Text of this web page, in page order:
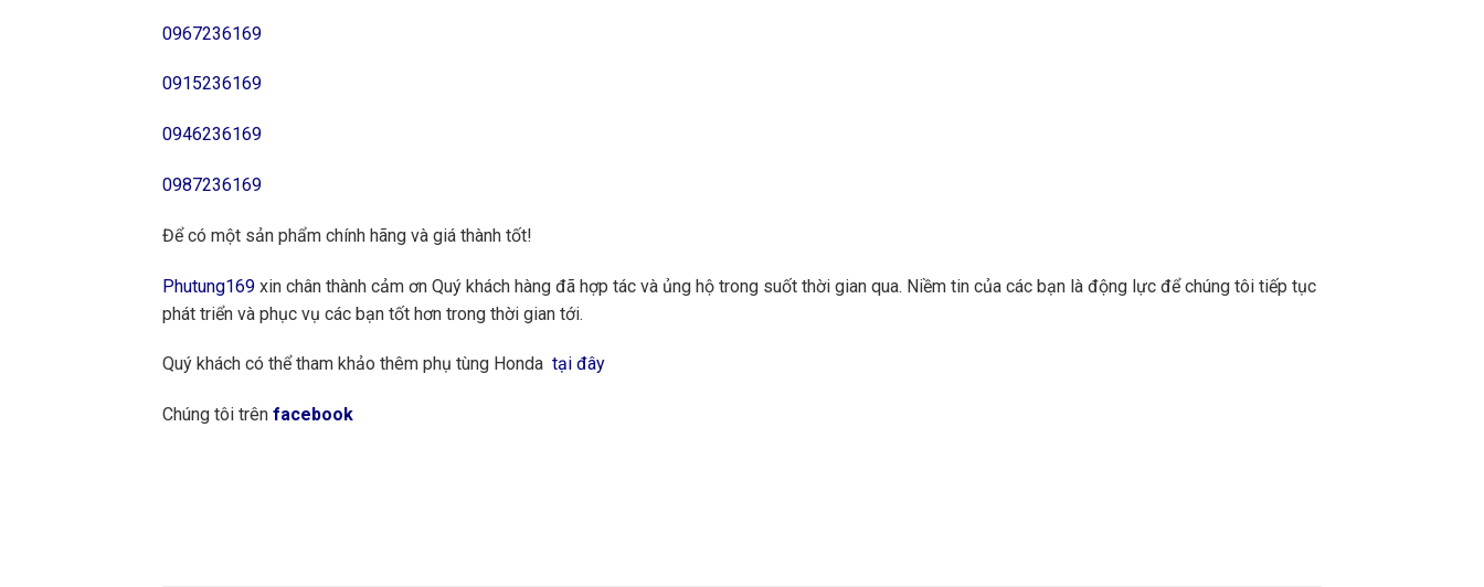
0967236169
0915236169
0946236169
0987236169
Để có một sản phẩm chính hãng và giá thành tốt!
Phutung169 xin chân thành cảm ơn Quý khách hàng đã hợp tác và ủng hộ trong suốt thời gian qua. Niềm tin của các bạn là động lực để chúng tôi tiếp tục
phát triển và phục vụ các bạn tốt hơn trong thời gian tới.
Quý khách có thể tham khảo thêm phụ tùng Honda tại đây
Chúng tôi trên facebook